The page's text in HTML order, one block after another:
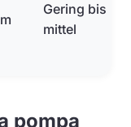
Gering bis
mittel
pompa